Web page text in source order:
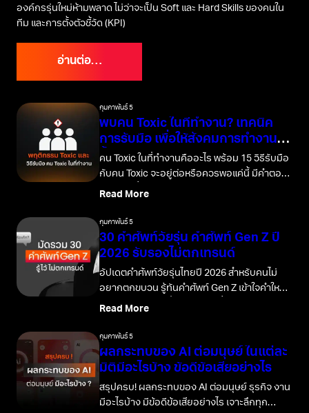
องค์กรรุ่นใหม่ห้ามพลาด ไม่ว่าจะเป็น Soft และ Hard Skills ของคนใน
ทีม และการตั้งตัวชี้วัด (KPI)
อ่านต่อ…
กุมภาพันธ์ 5
พบคน Toxic ในที่ทำงาน? เทคนิค
การรับมือ เพื่อให้สังคมการทำงานดี
ขึ้น
คน Toxic ในที่ทำงานคืออะไร พร้อม 15 วิธีรับมือ
กับคน Toxic จะอยู่ต่อหรือควรพอแค่นี้ มีคำตอบ
รวมให้ในนี้
Read More
กุมภาพันธ์ 5
30 คำศัพท์วัยรุ่น คำศัพท์ Gen Z ปี
2026 รับรองไม่ตกเทรนด์
อัปเดตคำศัพท์วัยรุ่นไทยปี 2026 สำหรับคนไม่
อยากตกขบวน รู้ทันคำศัพท์ Gen Z เข้าใจคำใหม่
คำฮิต คำไวรัล ใช้สื่อสารได้จริงทั้งออนไลน์และ
Read More
กุมภาพันธ์ 5
ผลกระทบของ AI ต่อมนุษย์ ในแต่ละ
มิติมีอะไรบ้าง ข้อดีข้อเสียอย่างไร
สรุปครบ! ผลกระทบของ AI ต่อมนุษย์ ธุรกิจ งาน
มีอะไรบ้าง มีข้อดีข้อเสียอย่างไร เจาะลึกทุก